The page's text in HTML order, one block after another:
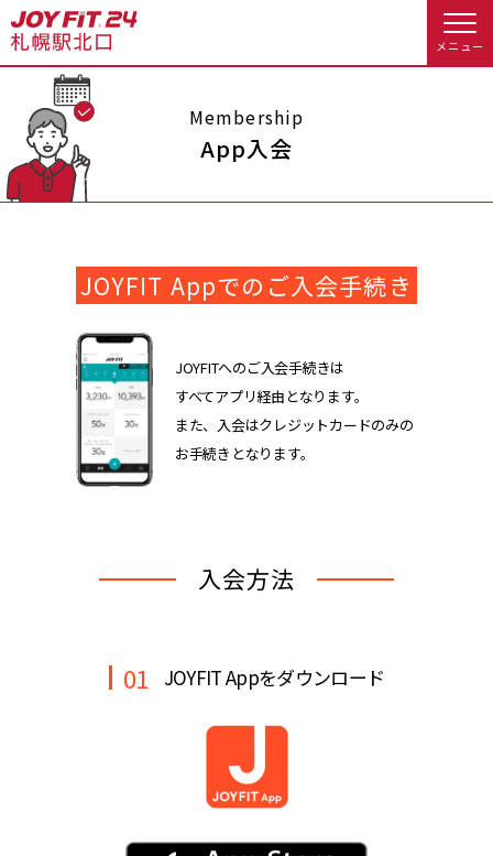
メニュー
店舗トップ
会員様へのお知らせ 予約する
休会お手続き
店舗情報・サービス
よくあるご質問 店舗へのお問い合わせ
入会のお手続きをする
入会するトップ
Appで入会手続き料金・サービス等詳しく見る
入会を悩まれている方へトップ
店舗情報・サービス
よくあるご質問 店舗へのお問い合わせ
JOYFIT総合トップ
Membership
App入会
JOYFIT Appでのご入会手続き
JOYFITへのご入会手続きは
すべてアプリ経由となります。
また、入会はクレジットカードのみの
お手続きとなります。
入会方法
01 JOYFIT Appをダウンロード